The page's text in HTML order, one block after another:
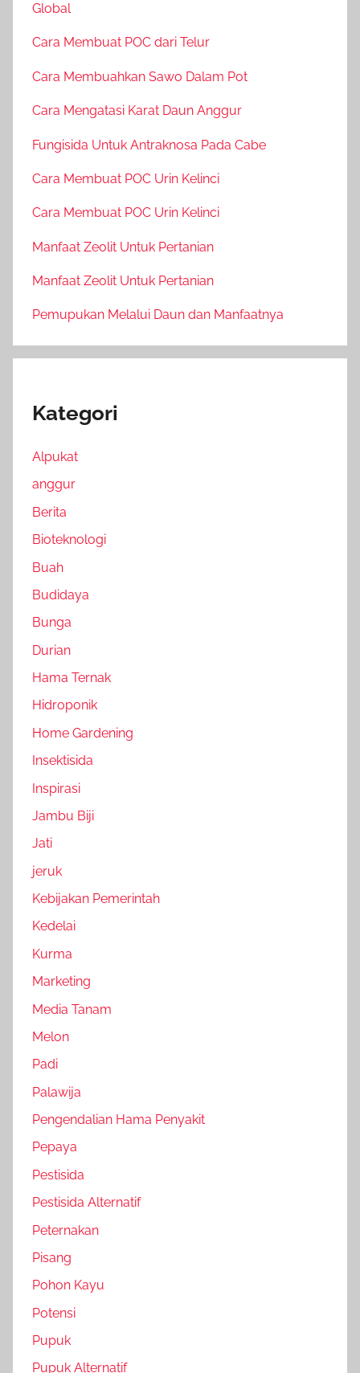
Global
Cara Membuat POC dari Telur
Cara Membuahkan Sawo Dalam Pot
Cara Mengatasi Karat Daun Anggur
Fungisida Untuk Antraknosa Pada Cabe
Cara Membuat POC Urin Kelinci
Cara Membuat POC Urin Kelinci
Manfaat Zeolit Untuk Pertanian
Manfaat Zeolit Untuk Pertanian
Pemupukan Melalui Daun dan Manfaatnya
Kategori
Alpukat
anggur
Berita
Bioteknologi
Buah
Budidaya
Bunga
Durian
Hama Ternak
Hidroponik
Home Gardening
Insektisida
Inspirasi
Jambu Biji
Jati
jeruk
Kebijakan Pemerintah
Kedelai
Kurma
Marketing
Media Tanam
Melon
Padi
Palawija
Pengendalian Hama Penyakit
Pepaya
Pestisida
Pestisida Alternatif
Peternakan
Pisang
Pohon Kayu
Potensi
Pupuk
Pupuk Alternatif